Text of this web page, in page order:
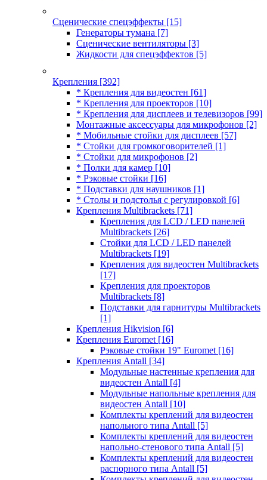
Сценические спецэффекты [15]
Генераторы тумана [7]
Сценические вентиляторы [3]
Жидкости для спецэффектов [5]
Крепления [392]
* Крепления для видеостен [61]
* Крепления для проекторов [10]
* Крепления для дисплеев и телевизоров [99]
Монтажные аксессуары для микрофонов [2]
* Мобильные стойки для дисплеев [57]
* Стойки для громкоговорителей [1]
* Стойки для микрофонов [2]
* Полки для камер [10]
* Рэковые стойки [16]
* Подставки для наушников [1]
* Столы и подстолья с регулировкой [6]
Крепления Multibrackets [71]
Крепления для LCD / LED панелей
Multibrackets [26]
Стойки для LCD / LED панелей
Multibrackets [19]
Крепления для видеостен Multibrackets
[17]
Крепления для проекторов
Multibrackets [8]
Подставки для гарнитуры Multibrackets
[1]
Крепления Hikvision [6]
Крепления Euromet [16]
Рэковые стойки 19" Euromet [16]
Крепления Antall [34]
Модульные настенные крепления для
видеостен Antall [4]
Модульные напольные крепления для
видеостен Antall [10]
Комплекты креплений для видеостен
напольного типа Antall [5]
Комплекты креплений для видеостен
напольно-стенового типа Antall [5]
Комплекты креплений для видеостен
распорного типа Antall [5]